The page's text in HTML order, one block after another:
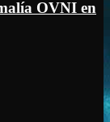
OVNI en